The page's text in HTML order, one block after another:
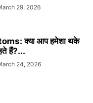
29, 2026
क्या आप हमेशा थके
हैं?...
24, 2026